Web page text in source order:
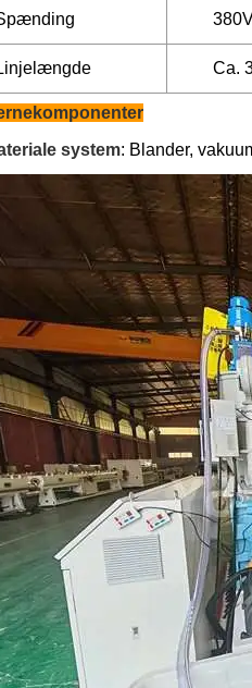
Ca.
system: Blander,